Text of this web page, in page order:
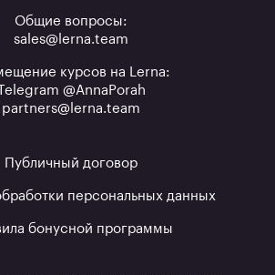
Общие вопросы:
sales@lerna.team
курсов на Lerna:
Telegram @AnnaPorah
partners@lerna.team
Публичный договор
персональных данных
бонусной программы